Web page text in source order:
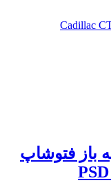
لایه باز فتوشاپ